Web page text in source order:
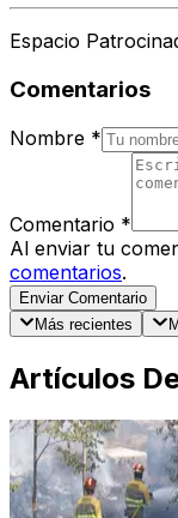
Espacio
Comentarios
Nombre *
Comentario *
Al enviar tu
comentarios.
Enviar Comentario
Más recientes
Artículos